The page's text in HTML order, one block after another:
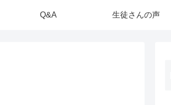
Q&A 生徒さんの声